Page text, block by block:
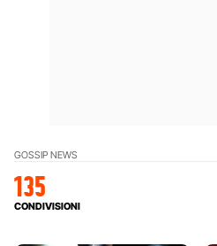
GOSSIP NEWS
135
CONDIVISIONI